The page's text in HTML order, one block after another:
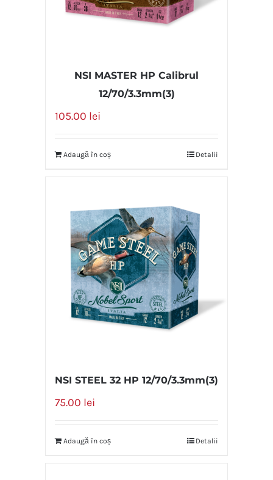
Calibrul 20(0)
NSI MASTER HP Calibrul
12/70/3.3mm(3)
105.00 lei
Adaugă în coș Detalii
NSI STEEL 32 HP 12/70/3.3mm(3)
75.00 lei
Adaugă în coș Detalii